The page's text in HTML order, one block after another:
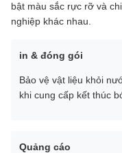
bật màu sắc rực rỡ và
nghiệp khác nhau.
in & đóng gói
Bảo vệ vật liệu khỏi
khi cung cấp kết thúc
Quảng cáo